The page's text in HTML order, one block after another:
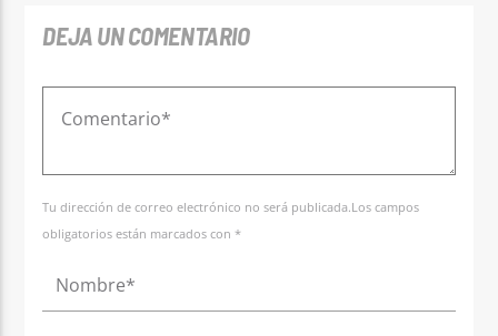
DEJA UN COMENTARIO
Tu dirección de correo electrónico no será publicada.Los campos
obligatorios están marcados con *